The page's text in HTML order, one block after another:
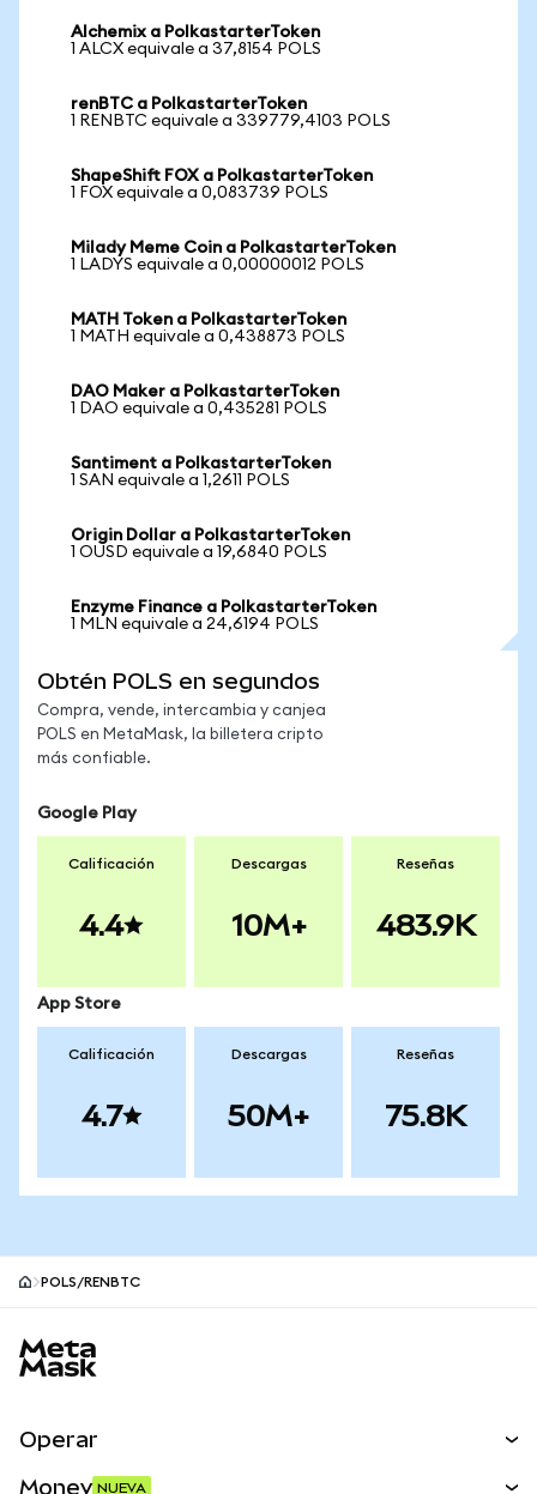
Alchemix a PolkastarterToken
1 ALCX equivale a 37,8154 POLS
renBTC a PolkastarterToken
1 RENBTC equivale a 339779,4103 POLS
ShapeShift FOX a PolkastarterToken
1 FOX equivale a 0,083739 POLS
Milady Meme Coin a PolkastarterToken
1 LADYS equivale a 0,00000012 POLS
MATH Token a PolkastarterToken
1 MATH equivale a 0,438873 POLS
DAO Maker a PolkastarterToken
1 DAO equivale a 0,435281 POLS
Santiment a PolkastarterToken
1 SAN equivale a 1,2611 POLS
Origin Dollar a PolkastarterToken
1 OUSD equivale a 19,6840 POLS
Enzyme Finance a PolkastarterToken
1 MLN equivale a 24,6194 POLS
Obtén POLS en segundos
Compra, vende, intercambia y canjea
POLS en MetaMask, la billetera cripto
más confiable.
Google Play
Calificación
4.4
Descargas
10M+
Reseñas
483.9K
App Store
Calificación
4.7
Descargas
50M+
Reseñas
75.8K
POLS/RENBTC
Operar
Money NUEVA